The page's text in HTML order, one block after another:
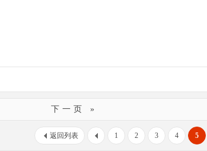
下一页 »
1 2 3 4 5
返回列表